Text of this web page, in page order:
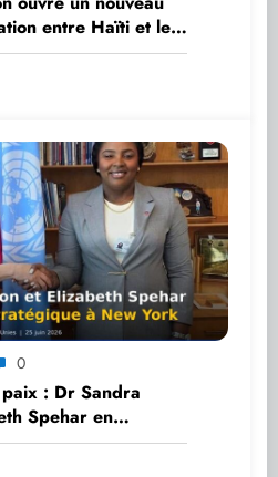
entre Haïti et les
0
: Dr Sandra
Spehar en
à New York